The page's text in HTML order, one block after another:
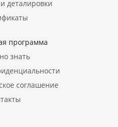
деталировки
программа
знать
соглашение